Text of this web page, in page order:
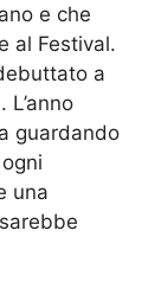
e che
al Festival.
a
guardando
una